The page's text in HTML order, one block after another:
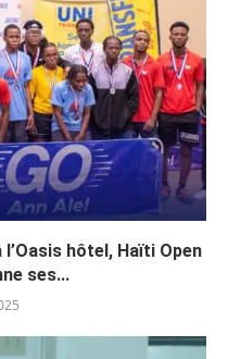
hôtel, Haïti Open
ses...